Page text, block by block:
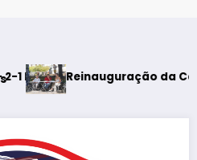
Reinauguração da Cabine de